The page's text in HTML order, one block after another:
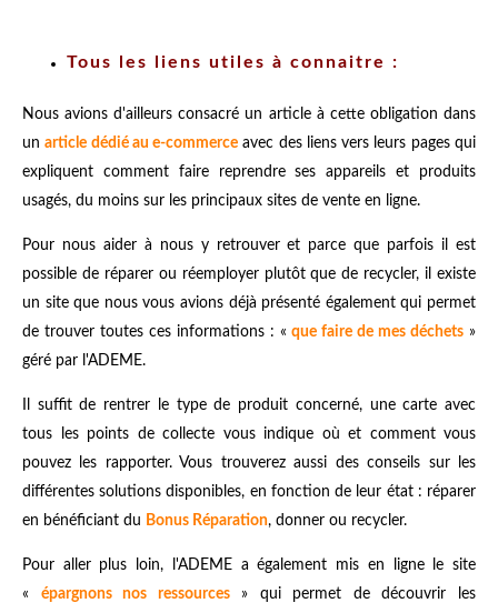
Tous les liens utiles à connaitre :
Nous avions d'ailleurs consacré un article à cette obligation dans
unarticle dédié au e-commerce avec des liens vers leurs pages qui
expliquent comment faire reprendre ses appareils et produits
usagés, du moins sur les principaux sites de vente en ligne.
Pour nous aider à nous y retrouver et parce que parfois il est
possible de réparer ou réemployer plutôt que de recycler, il existe
un site que nous vous avions déjà présenté également qui permet
de trouver toutes ces informations : «que faire de mes déchets »
géré par l'ADEME.
Il suffit de rentrer le type de produit concerné, une carte avec
tous les points de collecte vous indique où et comment vous
pouvez les rapporter. Vous trouverez aussi des conseils sur les
différentes solutions disponibles, en fonction de leur état : réparer
en bénéficiant du Bonus Réparation, donner ou recycler.
Pour aller plus loin, l'ADEME a également mis en ligne le site
« épargnons nos ressources» qui permet de découvrir les